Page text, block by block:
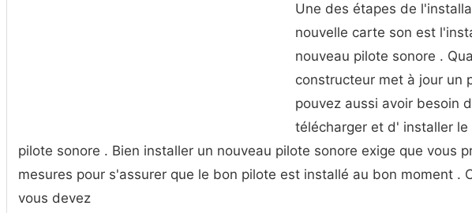
Une des étapes de
nouvelle carte son est
nouveau pilote sonore .
constructeur met à jour un
pouvez aussi avoir besoin
télécharger et d' installer le
pilote sonore . Bien installer un nouveau pilote sonore exige que vous
mesures pour s'assurer que le bon pilote est installé au bon moment .
vous devez